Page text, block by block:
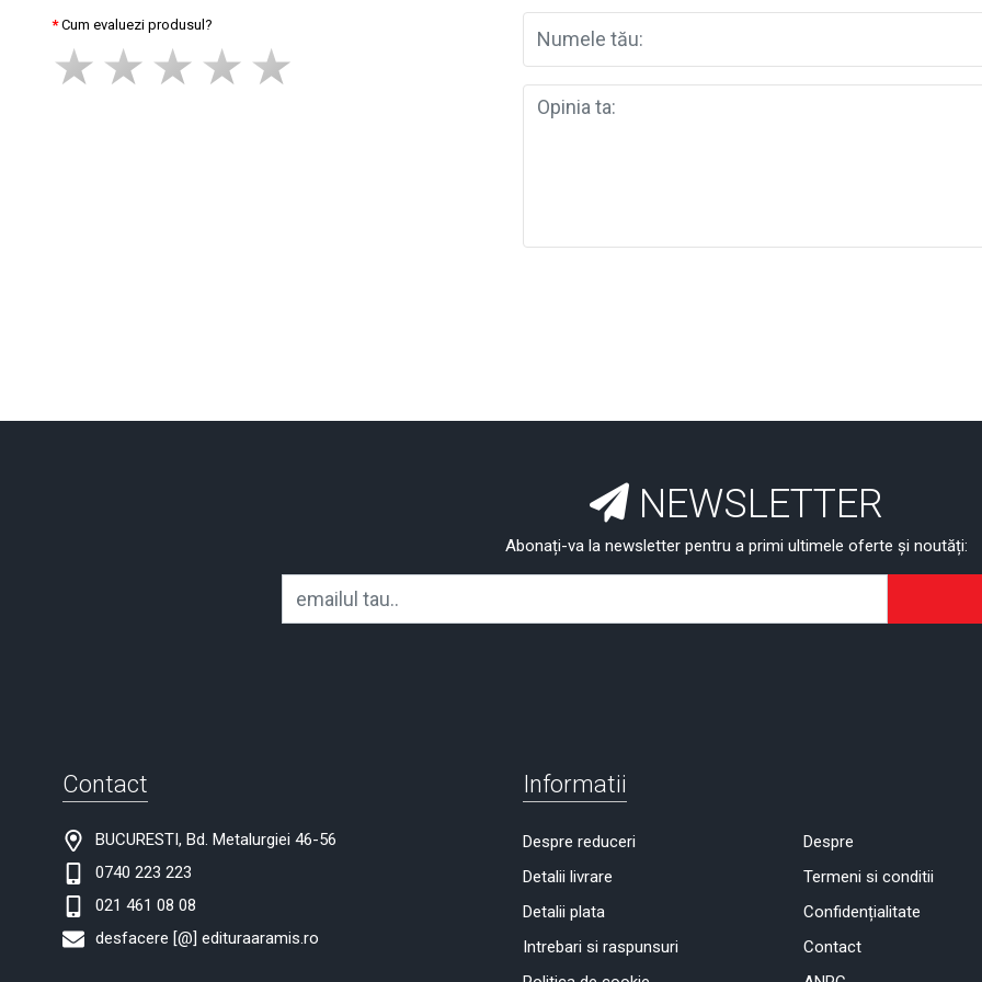
Cum evaluezi produsul?
NEWSLETTER
Abonați-va la newsletter pentru a primi ultimele oferte și noutăți:
Contact
BUCURESTI, Bd. Metalurgiei 46-56
0740 223 223
021 461 08 08
desfacere [@] edituraaramis.ro
Informatii
Despre reduceri
Detalii livrare
Detalii plata
Intrebari si raspunsuri
Despre
Termeni si conditii
Confidențialitate
Contact